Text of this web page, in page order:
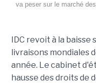
va peser sur le marché
IDC revoit à la
livraisons mondiales
année. Le cabinet
hausse des droits de